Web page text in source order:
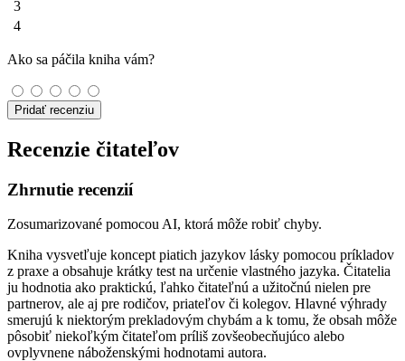
3
4
Ako sa páčila kniha vám?
Pridať recenziu
Recenzie čitateľov
Zhrnutie recenzií
Zosumarizované pomocou AI, ktorá môže robiť chyby.
Kniha vysvetľuje koncept piatich jazykov lásky pomocou príkladov
z praxe a obsahuje krátky test na určenie vlastného jazyka. Čitatelia
ju hodnotia ako praktickú, ľahko čitateľnú a užitočnú nielen pre
partnerov, ale aj pre rodičov, priateľov či kolegov. Hlavné výhrady
smerujú k niektorým prekladovým chybám a k tomu, že obsah môže
pôsobiť niekoľkým čitateľom príliš zovšeobecňujúco alebo
ovplyvnene náboženskými hodnotami autora.